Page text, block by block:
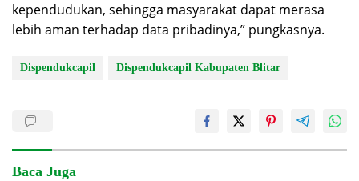
kependudukan, sehingga masyarakat dapat merasa
lebih aman terhadap data pribadinya,” pungkasnya.
Dispendukcapil Dispendukcapil Kabupaten Blitar
Baca Juga